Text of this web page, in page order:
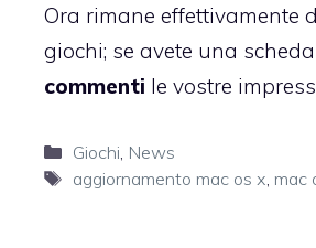
Ora rimane effettivamente
giochi; se avete una
commenti le vostre
Categorie
Giochi News
Tag
aggiornamento mac os x mac